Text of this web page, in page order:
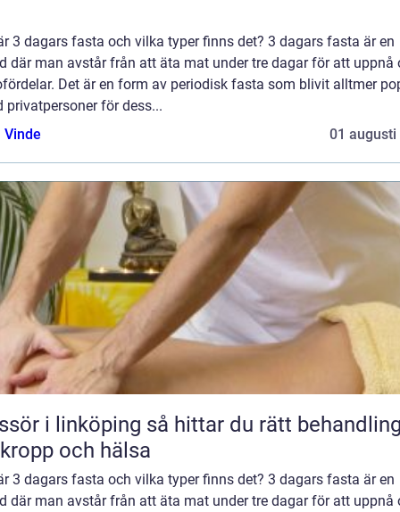
3 dagars fasta och vilka typer finns det? 3 dagars fasta är en
där man avstår från att äta mat under tre dagar för att uppnå
Det är en form av periodisk fasta som blivit alltmer
privatpersoner för dess...
Vinde
01 augusti
så hittar du rätt behandling
och hälsa
3 dagars fasta och vilka typer finns det? 3 dagars fasta är en
där man avstår från att äta mat under tre dagar för att uppnå